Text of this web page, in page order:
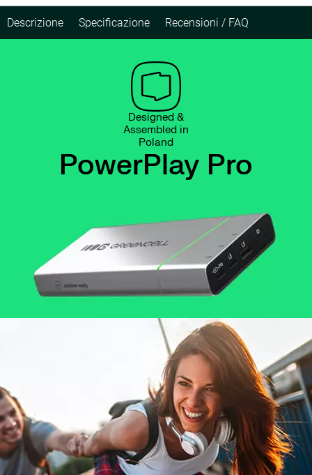
Descrizione Specificazione Recensioni / FAQ
Designed &
Assembled in
Poland
PowerPlay Pro